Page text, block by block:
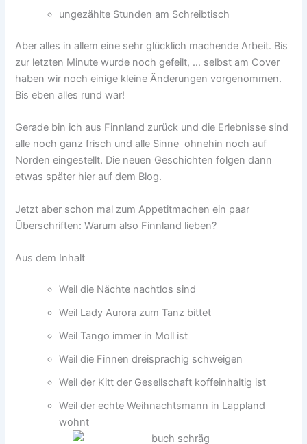
ungezählte Stunden am Schreibtisch
Aber alles in allem eine sehr glücklich machende Arbeit. Bis
zur letzten Minute wurde noch gefeilt, … selbst am Cover
haben wir noch einige kleine Änderungen vorgenommen.
Bis eben alles rund war!
Gerade bin ich aus Finnland zurück und die Erlebnisse sind
alle noch ganz frisch und alle Sinne ohnehin noch auf
Norden eingestellt. Die neuen Geschichten folgen dann
etwas später hier auf dem Blog.
Jetzt aber schon mal zum Appetitmachen ein paar
Überschriften: Warum also Finnland lieben?
Aus dem Inhalt
Weil die Nächte nachtlos sind
Weil Lady Aurora zum Tanz bittet
Weil Tango immer in Moll ist
Weil die Finnen dreisprachig schweigen
Weil der Kitt der Gesellschaft koffeinhaltig ist
Weil der echte Weihnachtsmann in Lappland
wohnt